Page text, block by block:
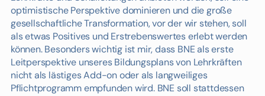
optimistische Perspektive dominieren und die große
gesellschaftliche Transformation, vor der wir stehen, soll
als etwas Positives und Erstrebenswertes erlebt werden
können. Besonders wichtig ist mir, dass BNE als erste
Leitperspektive unseres Bildungsplans von Lehrkräften
nicht als lästiges Add-on oder als langweiliges
Pflichtprogramm empfunden wird. BNE soll stattdessen